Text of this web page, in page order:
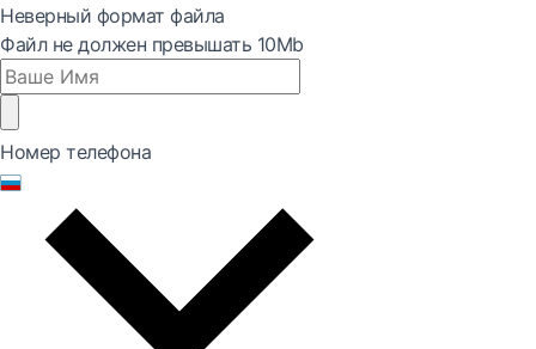
Неверный формат файла
Файл не должен превышать 10Mb
Номер телефона